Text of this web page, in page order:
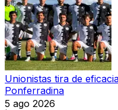
Unionistas tira de
Ponferradina
5 ago 2026